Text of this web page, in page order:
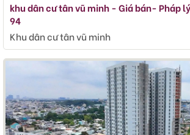
khu dân cư tân vũ minh - Giá bán- Pháp
94
Khu dân cư tân vũ minh